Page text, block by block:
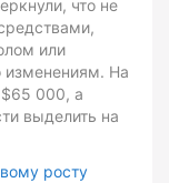
что не
или
изменениям. На
000, а
выделить на
росту